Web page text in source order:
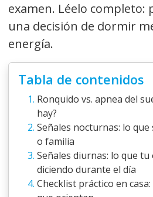
examen. Léelo completo:
una decisión de dormir
energía.
Tabla de contenidos
Ronquido vs. apnea del
hay?
Señales nocturnas: lo
o familia
Señales diurnas: lo que
diciendo durante el día
Checklist práctico en